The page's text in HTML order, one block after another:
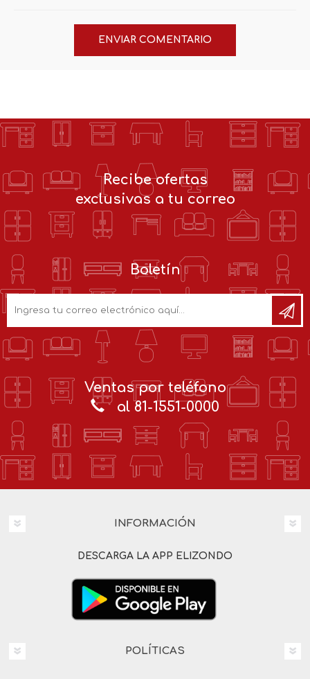
Recibe ofertas
exclusivas a tu correo
Boletín
Ventas por teléfono
al 81-1551-0000
INFORMACIÓN
DESCARGA LA APP ELIZONDO
POLÍTICAS